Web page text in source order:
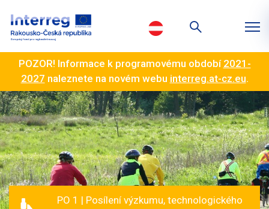
POZOR! Informace k programovému období 2021-
2027 naleznete na novém webu interreg.at-cz.eu.
PO 1 | Posílení výzkumu, technologického